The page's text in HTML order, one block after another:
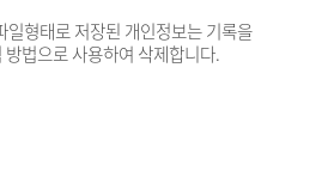
일형태로 저장된 개인정보는 기록을
법으로 사용하여 삭제합니다.